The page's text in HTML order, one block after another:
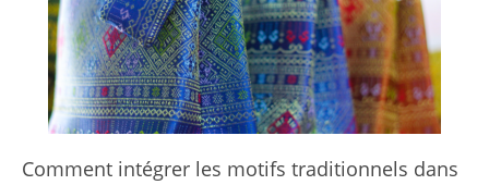
Comment intégrer les motifs traditionnels dans